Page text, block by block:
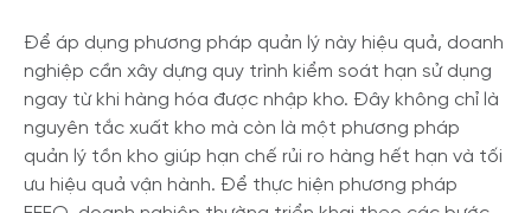
Để áp dụng phương pháp quản lý này hiệu quả, doanh
nghiệp cần xây dựng quy trình kiểm soát hạn sử dụng
ngay từ khi hàng hóa được nhập kho. Đây không chỉ là
nguyên tắc xuất kho mà còn là một phương pháp
quản lý tồn kho giúp hạn chế rủi ro hàng hết hạn và tối
ưu hiệu quả vận hành. Để thực hiện phương pháp